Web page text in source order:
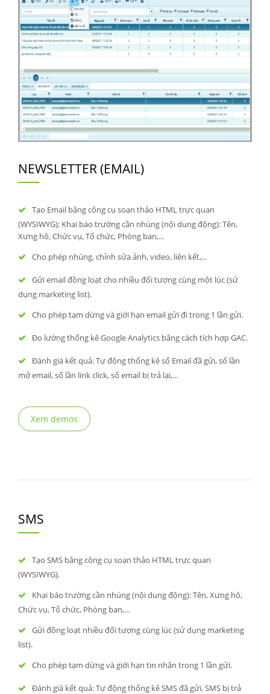
NEWSLETTER (EMAIL)
Tạo Email bằng công cụ soạn thảo HTML trực quan
(WYSIWYG); Khai báo trường cần nhúng (nội dung động): Tên,
Xưng hô, Chức vụ, Tổ chức, Phòng ban,...
Cho phép nhúng, chỉnh sửa ảnh, video, liên kết,...
Gửi email đồng loạt cho nhiều đối tượng cùng một lúc (sử
dụng marketing list).
Cho phép tạm dừng và giới hạn email gửi đi trong 1 lần gửi.
Đo lường thống kê Google Analytics bằng cách tích hợp GAC.
Đánh giá kết quả: Tự động thống kê số Email đã gửi, số lần
mở email, số lần link click, số email bị trả lại,...
Xem demos
SMS
Tạo SMS bằng công cụ soạn thảo HTML trực quan
(WYSIWYG).
Khai báo trường cần nhúng (nội dung động): Tên, Xưng hô,
Chức vụ, Tổ chức, Phòng ban,...
Gửi đồng loạt nhiều đối tượng cùng lúc (sử dụng marketing
list).
Cho phép tạm dừng và giới hạn tin nhắn trong 1 lần gửi.
Đánh giá kết quả: Tự động thống kê SMS đã gửi, SMS bị trả